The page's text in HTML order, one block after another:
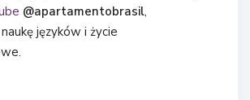
@apartamentobrasil,
języków i życie